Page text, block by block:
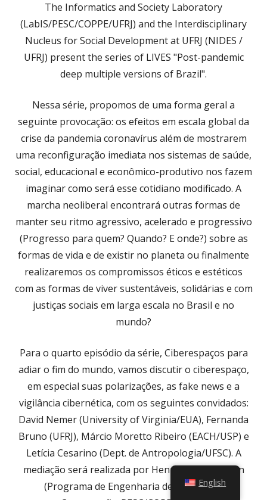
The Informatics and Society Laboratory
(LabIS/PESC/COPPE/UFRJ) and the Interdisciplinary
Nucleus for Social Development at UFRJ (NIDES /
UFRJ) present the series of LIVES "Post-pandemic
deep multiple versions of Brazil".
Nessa série, propomos de uma forma geral a
seguinte provocação: os efeitos em escala global da
crise da pandemia coronavírus além de mostrarem
uma reconfiguração imediata nos sistemas de saúde,
social, educacional e econômico-produtivo nos fazem
imaginar como será esse cotidiano modificado. A
marcha neoliberal encontrará outras formas de
manter seu ritmo agressivo, acelerado e progressivo
(Progresso para quem? Quando? E onde?) sobre as
formas de vida e de existir no planeta ou finalmente
realizaremos os compromissos éticos e estéticos
com as formas de viver sustentáveis, solidárias e com
justiças sociais em larga escala no Brasil e no
mundo?
Para o quarto episódio da série, Ciberespaços para
adiar o fim do mundo, vamos discutir o ciberespaço,
em especial suas polarizações, as fake news e a
vigilância cibernética, com os seguintes convidados:
David Nemer (University of Virginia/EUA), Fernanda
Bruno (UFRJ), Márcio Moretto Ribeiro (EACH/USP) e
Letícia Cesarino (Dept. de Antropologia/UFSC). A
mediação será realizada por Henrique Cukierman
(Programa de Engenharia de Sistemas e
English